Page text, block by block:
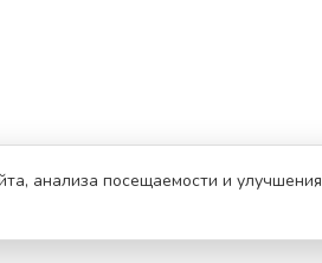
анализа посещаемости и улучшения